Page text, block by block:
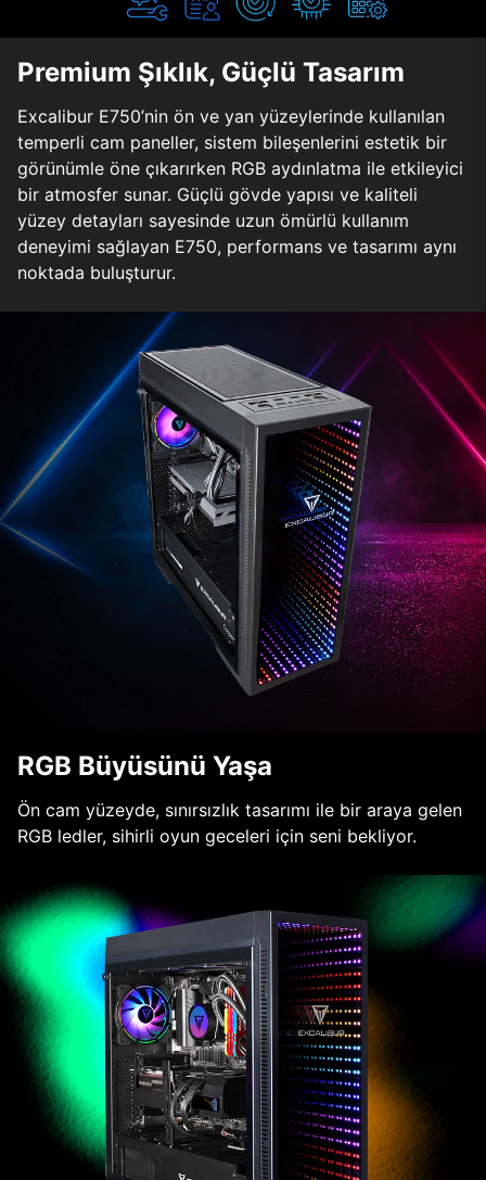
Premium Şıklık, Güçlü Tasarım
Excalibur E750’nin ön ve yan yüzeylerinde kullanılan
temperli cam paneller, sistem bileşenlerini estetik bir
görünümle öne çıkarırken RGB aydınlatma ile etkileyici
bir atmosfer sunar. Güçlü gövde yapısı ve kaliteli
yüzey detayları sayesinde uzun ömürlü kullanım
deneyimi sağlayan E750, performans ve tasarımı aynı
noktada buluşturur.
RGB Büyüsünü Yaşa
Ön cam yüzeyde, sınırsızlık tasarımı ile bir araya gelen
RGB ledler, sihirli oyun geceleri için seni bekliyor.